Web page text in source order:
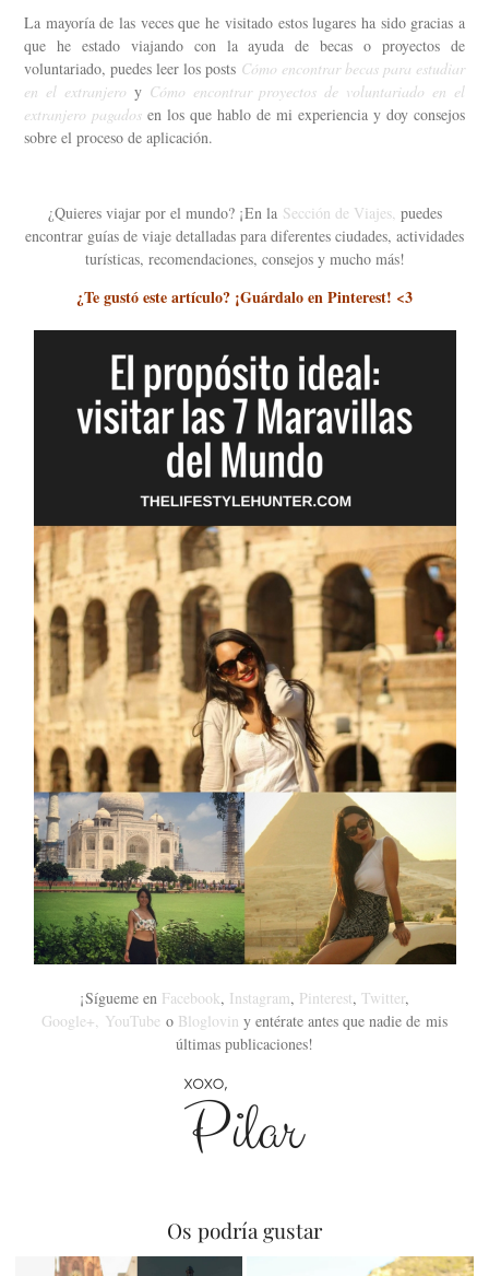
La mayoría de las veces que he visitado estos lugares ha sido gracias a
que he estado viajando con la ayuda de becas o proyectos de
voluntariado, puedes leer los posts Cómo encontrar becas para estudiar
en el extranjero y Cómo encontrar proyectos de voluntariado en el
extranjero pagados en los que hablo de mi experiencia y doy consejos
sobre el proceso de aplicación.
¿Quieres viajar por el mundo? ¡En la Sección de Viajes, puedes
encontrar guías de viaje detalladas para diferentes ciudades, actividades
turísticas, recomendaciones, consejos y mucho más!
¿Te gustó este artículo? ¡Guárdalo en Pinterest! <3
¡Sígueme en Facebook, Instagram, Pinterest, Twitter,
Google+, YouTube o Bloglovin y entérate antes que nadie de mis
últimas publicaciones!
Os podría gustar